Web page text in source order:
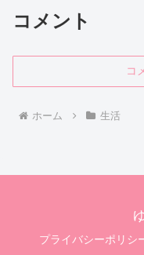
コメント
コ
ホーム 生活
プライバシーポリシ